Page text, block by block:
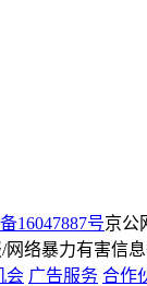
16047887号京公
络暴力有害信息
会 广告服务 合作